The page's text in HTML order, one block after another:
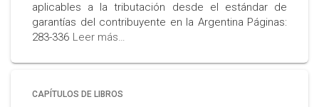
aplicables a la tributación desde el estándar de
garantías del contribuyente en la Argentina Páginas:
283-336 Leer más…
CAPÍTULOS DE LIBROS